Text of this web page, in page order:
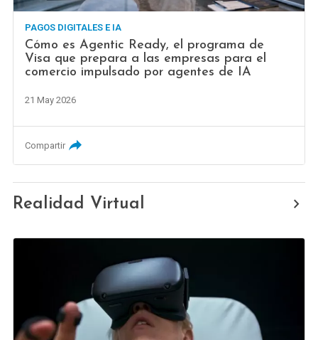
PAGOS DIGITALES E IA
Cómo es Agentic Ready, el programa de
Visa que prepara a las empresas para el
comercio impulsado por agentes de IA
21 May 2026
Compartir
Realidad Virtual